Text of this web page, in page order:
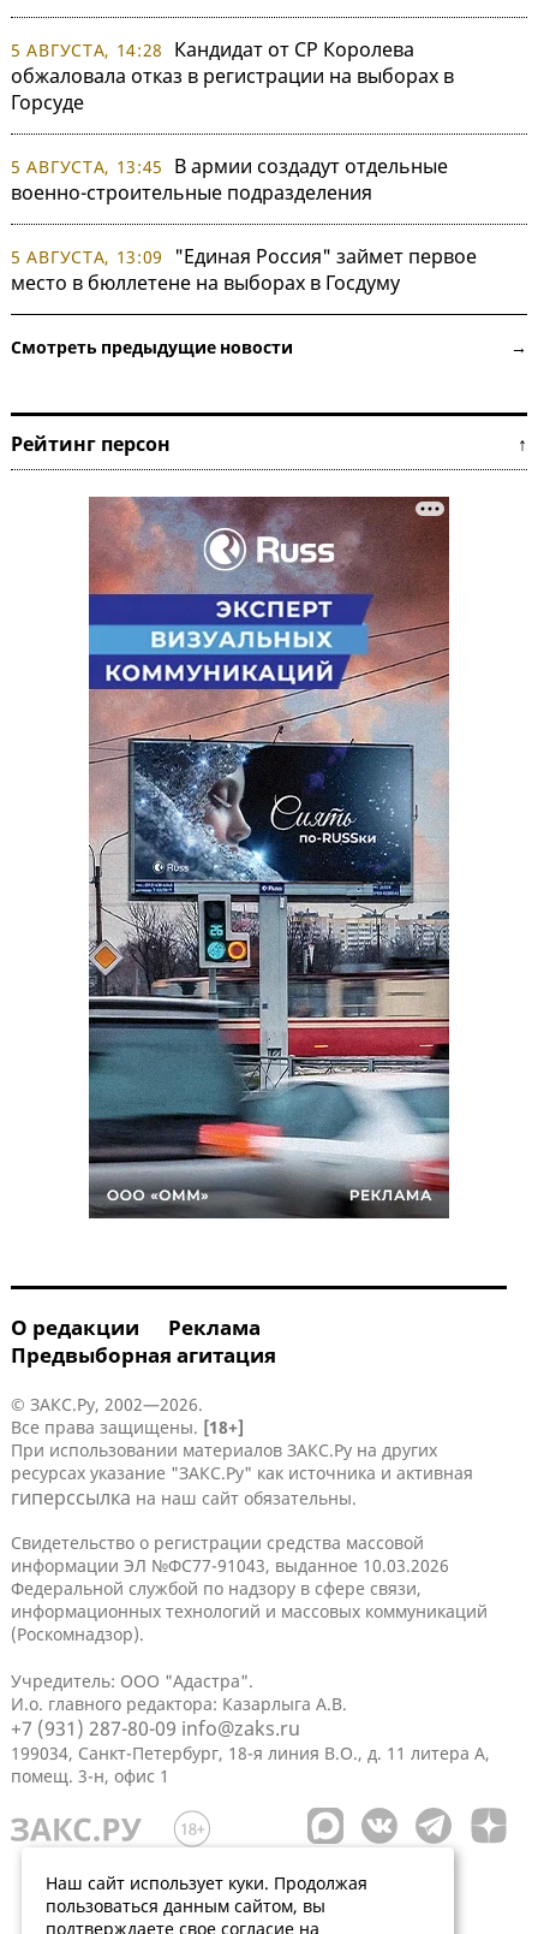
5 АВГУСТА, 14:28
Кандидат от СР Королева
обжаловала отказ в регистрации на выборах в
Горсуде
5 АВГУСТА, 13:45
В армии создадут отдельные
военно-строительные подразделения
5 АВГУСТА, 13:09
"Единая Россия" займет первое
место в бюллетене на выборах в Госдуму
Смотреть предыдущие новости →
Рейтинг персон ↑
О редакции
Реклама
Предвыборная агитация
© ЗАКС.Ру, 2002—2026.
Все права защищены. [18+]
При использовании материалов ЗАКС.Ру на других
ресурсах указание "ЗАКС.Ру" как источника и активная
гиперссылка на наш сайт обязательны.
Свидетельство о регистрации средства массовой
информации ЭЛ №ФС77-91043, выданное 10.03.2026
Федеральной службой по надзору в сфере связи,
информационных технологий и массовых коммуникаций
(Роскомнадзор).
Учредитель: ООО "Адастра".
И.о. главного редактора: Казарлыга А.В.
+7 (931) 287-80-09 info@zaks.ru
199034, Санкт-Петербург, 18-я линия В.О., д. 11 литера А,
помещ. 3-н, офис 1
Наш сайт использует куки. Продолжая
пользоваться данным сайтом, вы
подтверждаете свое согласие на